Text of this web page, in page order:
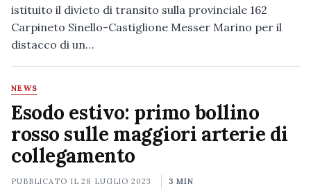
istituito il divieto di transito sulla provinciale 162
Carpineto Sinello-Castiglione Messer Marino per il
distacco di un…
NEWS
Esodo estivo: primo bollino
rosso sulle maggiori arterie di
collegamento
PUBBLICATO IL28 LUGLIO 2023 3 MIN